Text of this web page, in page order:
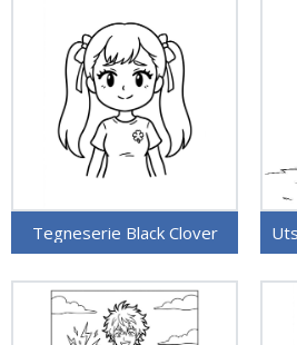
Tegneserie Black Clover